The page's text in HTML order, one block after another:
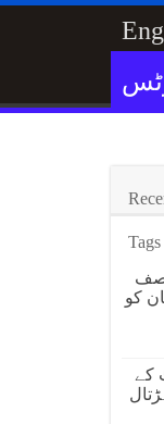
Tags
کو
کے